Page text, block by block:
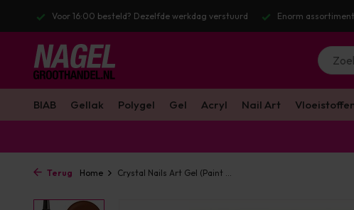
Voor 16:00 besteld? Dezelfde werkdag verstuurd Enorm
BIAB Gellak Polygel Gel Acryl Nail Art
Terug Home Crystal Nails Art Gel (Paint ...